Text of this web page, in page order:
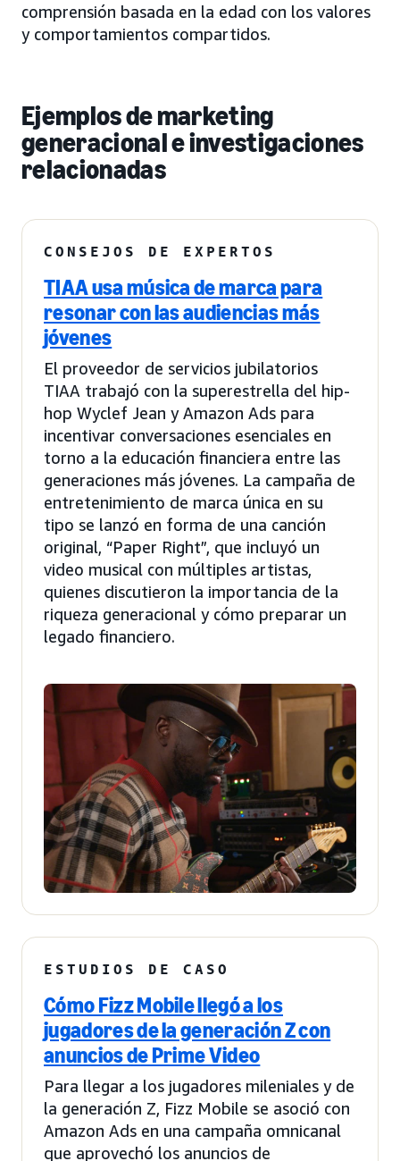
comprensión basada en la edad con los valores
y comportamientos compartidos.
Ejemplos de marketing
generacional e investigaciones
relacionadas
CONSEJOS DE EXPERTOS
TIAA usa música de marca para
resonar con las audiencias más
jóvenes
El proveedor de servicios jubilatorios
TIAA trabajó con la superestrella del hip-
hop Wyclef Jean y Amazon Ads para
incentivar conversaciones esenciales en
torno a la educación financiera entre las
generaciones más jóvenes. La campaña de
entretenimiento de marca única en su
tipo se lanzó en forma de una canción
original, “Paper Right”, que incluyó un
video musical con múltiples artistas,
quienes discutieron la importancia de la
riqueza generacional y cómo preparar un
legado financiero.
ESTUDIOS DE CASO
Cómo Fizz Mobile llegó a los
jugadores de la generación Z con
anuncios de Prime Video
Para llegar a los jugadores mileniales y de
la generación Z, Fizz Mobile se asoció con
Amazon Ads en una campaña omnicanal
que aprovechó los anuncios de